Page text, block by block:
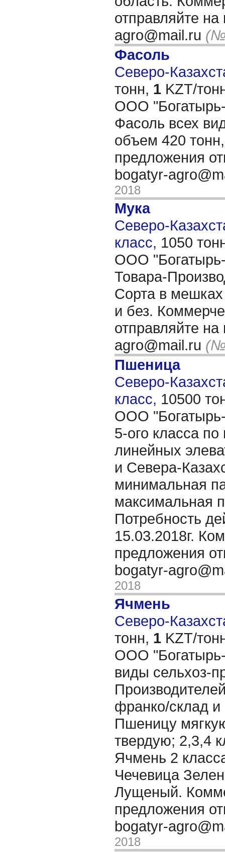
отправляйте
agro@mail.ru
Фасоль
Северо-
тонн, 1 KZT/
ООО "Богатырь-
Фасоль всех
объем 420
предложения
bogatyr-
2018
Мука
Северо-
класс, 1050
OОО
Товара-
Сорта в мешках
и без.
отправляйте
agro@mail.ru
Пшеница
Северо-
класс, 10500
ООО
5-ого класса
линейных
и Севера-
минимальная
максимальная
Потребность
15.03.2018г.
предложения
bogatyr-
2018
Ячмень
Северо-
тонн, 1 KZT/
OОО
виды сельхоз-
франко/склад
Пшеницу
твердую; 2,3,4
Ячмень 2
Чечевица
Лущеный.
предложения
bogatyr-
2018